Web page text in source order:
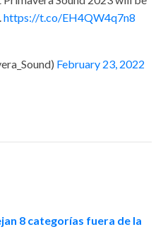
https://t.co/EH4QW4q7n8
February 23, 2022
8 categorías fuera de la